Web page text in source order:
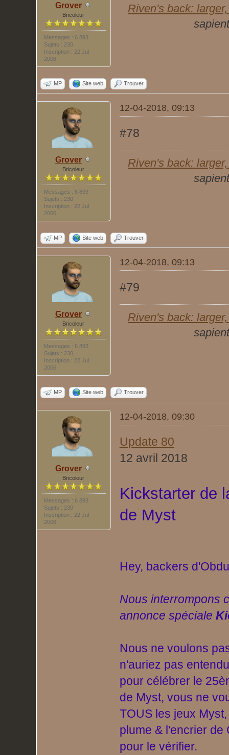
Grover
Bricoleur
Messages : 6 893
Sujets : 230
Inscription : 22 Jul
2006
Riven's back:
MP Site web Trouver
Grover
Bricoleur
Messages : 6 893
Sujets : 230
Inscription : 22 Jul
2006
12-04-2018, 09:13
#78
Riven's back:
MP Site web Trouver
Grover
Bricoleur
Messages : 6 893
Sujets : 230
Inscription : 22 Jul
2006
12-04-2018, 09:13
#79
Riven's back:
MP Site web Trouver
Grover
Bricoleur
Messages : 6 893
Sujets : 230
Inscription : 22 Jul
2006
12-04-2018, 09:30
Update 80
12 avril 2018
Kickstarter de
de Myst
Hey, backers
Nous interrompons
annonce spéciale
Nous ne voulons
n'auriez pas
pour célébrer le
de Myst, vous ne
TOUS les jeux
plume & l'encrier
pour le vérifier.